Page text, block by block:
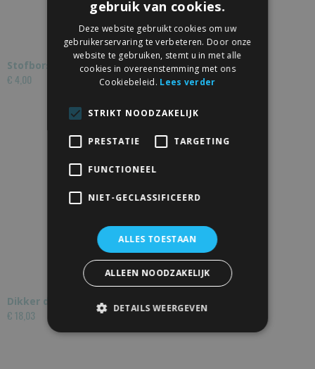
Stofborstel zelfklevend schuifdeur Wit
€ 4,00
Dikker deurpakket
€ 18,03
gebruik van cookies.
Deze website gebruikt cookies om uw
gebruikerservaring te verbeteren. Door onze
website te gebruiken, stemt u in met alle
cookies in overeenstemming met ons
Cookiebeleid. Lees verder
STRIKT NOODZAKELIJK
PRESTATIE TARGETING
FUNCTIONEEL
NIET-GECLASSIFICEERD
ALLES TOESTAAN
ALLEEN NOODZAKELIJK
DETAILS WEERGEVEN